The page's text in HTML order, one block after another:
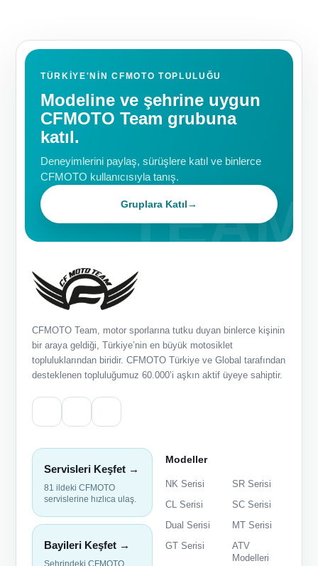
TÜRKIYE'NIN CFMOTO TOPLULUĞU
Modeline ve şehrine uygun
CFMOTO Team grubuna
katıl.
Deneyimlerini paylaş, sürüşlere katıl ve binlerce
CFMOTO kullanıcısıyla tanış.
Gruplara Katıl→
CFMOTO Team, motor sporlarına tutku duyan binlerce kişinin
bir araya geldiği, Türkiye’nin en büyük motosiklet
topluluklarından biridir. CFMOTO Türkiye ve Global tarafından
desteklenen topluluğumuz 60.000’i aşkın aktif üyeye sahiptir.
Servisleri Keşfet →
81 ildeki CFMOTO
servislerine hızlıca ulaş.
Bayileri Keşfet →
Modeller
NK Serisi
SR Serisi
CL Serisi
SC Serisi
Dual Serisi
MT Serisi
GT Serisi
ATV
Modelleri